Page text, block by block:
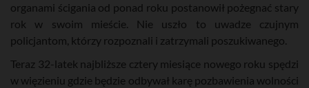
organami ścigania od ponad roku postanowił pożegnać stary
rok w swoim mieście. Nie uszło to uwadze czujnym
policjantom, którzy rozpoznali i zatrzymali poszukiwanego.
Teraz 32-latek najbliższe cztery miesiące nowego roku spędzi
w więzieniu gdzie będzie odbywał karę pozbawienia wolności